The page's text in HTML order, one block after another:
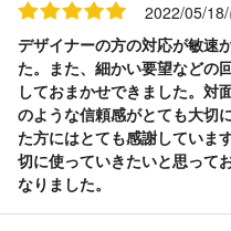
2022/05/
デザイナーの方の対応が敏速
た。また、細かい要望などの
しておまかせできました。対
のような信頼感がとても大切
た方にはとても感謝していま
切に使っていきたいと思って
なりました。